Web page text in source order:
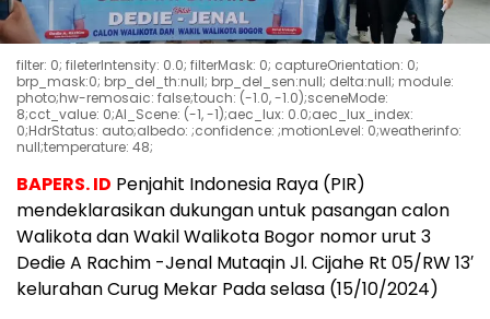
filter: 0; fileterIntensity: 0.0; filterMask: 0; captureOrientation: 0;
brp_mask:0; brp_del_th:null; brp_del_sen:null; delta:null; module:
photo;hw-remosaic: false;touch: (-1.0, -1.0);sceneMode:
8;cct_value: 0;AI_Scene: (-1, -1);aec_lux: 0.0;aec_lux_index:
0;HdrStatus: auto;albedo: ;confidence: ;motionLevel: 0;weatherinfo:
null;temperature: 48;
BAPERS. ID Penjahit Indonesia Raya (PIR)
mendeklarasikan dukungan untuk pasangan calon
Walikota dan Wakil Walikota Bogor nomor urut 3
Dedie A Rachim -Jenal Mutaqin Jl. Cijahe Rt 05/RW 13′
kelurahan Curug Mekar Pada selasa (15/10/2024)